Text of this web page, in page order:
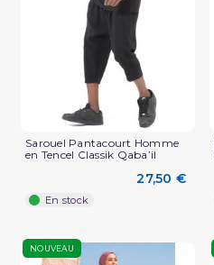
Sarouel Pantacourt Homme
en Tencel Classik Qaba’il
27,50 €
En stock
NOUVEAU